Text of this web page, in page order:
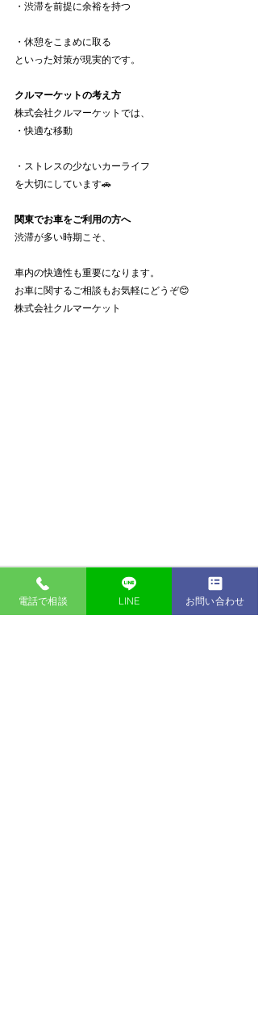
・渋滞を前提に余裕を持つ
・休憩をこまめに取る
といった対策が現実的です。
クルマーケットの考え方
株式会社クルマーケットでは、
・快適な移動
・ストレスの少ないカーライフ
を大切にしています🚗
関東でお車をご利用の方へ
渋滞が多い時期こそ、
車内の快適性も重要になります。
お車に関するご相談もお気軽にどうぞ😊
株式会社クルマーケット
電話で相談 LINE お問い合わせ